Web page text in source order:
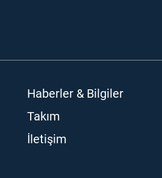
Haberler & Bilgiler
Takım
İletişim